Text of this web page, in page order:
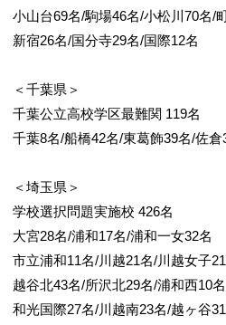
小山台69名/駒場46名/小松川70名/
新宿26名/国分寺29名/国際12名
＜千葉県＞
千葉公立高校学区最難関 119名
千葉8名/船橋42名/東葛飾39名/佐倉
＜埼玉県＞
学校選択問題実施校 426名
大宮28名/浦和17名/浦和一女32名
市立浦和11名/川越21名/川越女子
越谷北43名/所沢北29名/浦和西10
和光国際27名/川越南23名/越ヶ谷